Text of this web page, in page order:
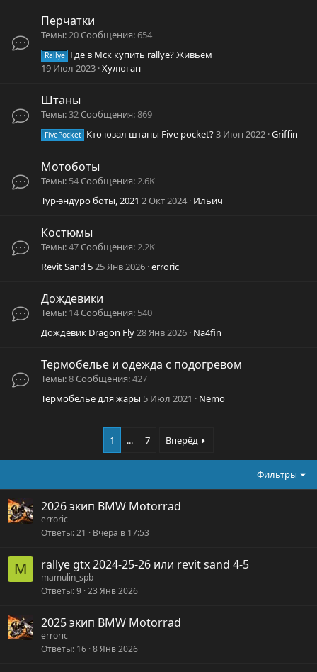
Перчатки
Темы 20Сообщения 654
Rallye Где в Мск купить rallye? Живьем
19 Июл 2023 Хулюган
Штаны
Темы 32Сообщения 869
FivePocket Кто юзал штаны Five pocket?3 Июн 2022 Griffin
Мотоботы
Темы 54Сообщения 2.6K
Тур-эндуро боты, 2021 2 Окт 2024 Ильич
Костюмы
Темы 47Сообщения 2.2K
Revit Sand 525 Янв 2026 erroric
Дождевики
Темы 14Сообщения 540
Дождевик Dragon Fly28 Янв 2026 Na4fin
Термобелье и одежда с подогревом
Темы 8Сообщения 427
Термобельё для жары 5 Июл 2021 Nemo
1 ... 7 Вперёд
Фильтры
2026 экип BMW Motorrad
erroric
Ответы 21 Вчера в 17:53
M rallye gtx 2024-25-26 или revit sand 4-5
mamulin_spb
Ответы 9 23 Янв 2026
2025 экип BMW Motorrad
erroric
Ответы 16 8 Янв 2026